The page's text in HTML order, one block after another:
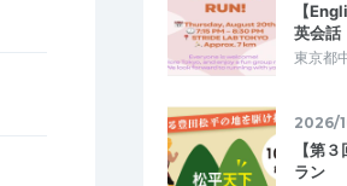
【
英会話
東京都
2026/
【第
ラン